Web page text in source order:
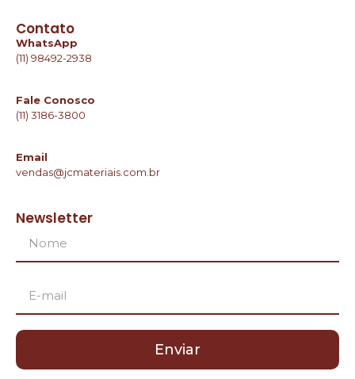
Contato
WhatsApp
(11) 98492-2938
Fale Conosco
(11) 3186-3800
Email
vendas@jcmateriais.com.br
Newsletter
Enviar